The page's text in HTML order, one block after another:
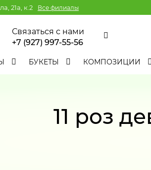
21а, к.2 Все филиалы
Связаться с нами
+7 (927) 997-55-56
БУКЕТЫ КОМПОЗИЦИИ
11 роз